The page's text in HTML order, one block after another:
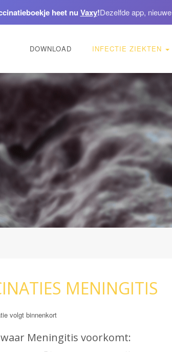
heet nu Vaxy!Dezelfde app,
DOWNLOAD INFECTIE ZIEKTEN
MENINGITIS
volgt binnenkort
Meningitis voorkomt: